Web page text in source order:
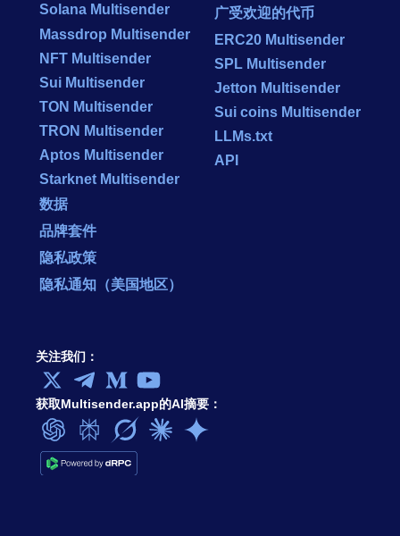
关注我们：
获取Multisender.app的AI摘要：
Solana Multisender
Massdrop Multisender
NFT Multisender
Sui Multisender
TON Multisender
TRON Multisender
Aptos Multisender
Starknet Multisender
数据
品牌套件
广受欢迎的代币
ERC20 Multisender
SPL Multisender
Jetton Multisender
Sui coins Multisender
LLMs.txt
API
隐私政策
隐私通知（美国地区）